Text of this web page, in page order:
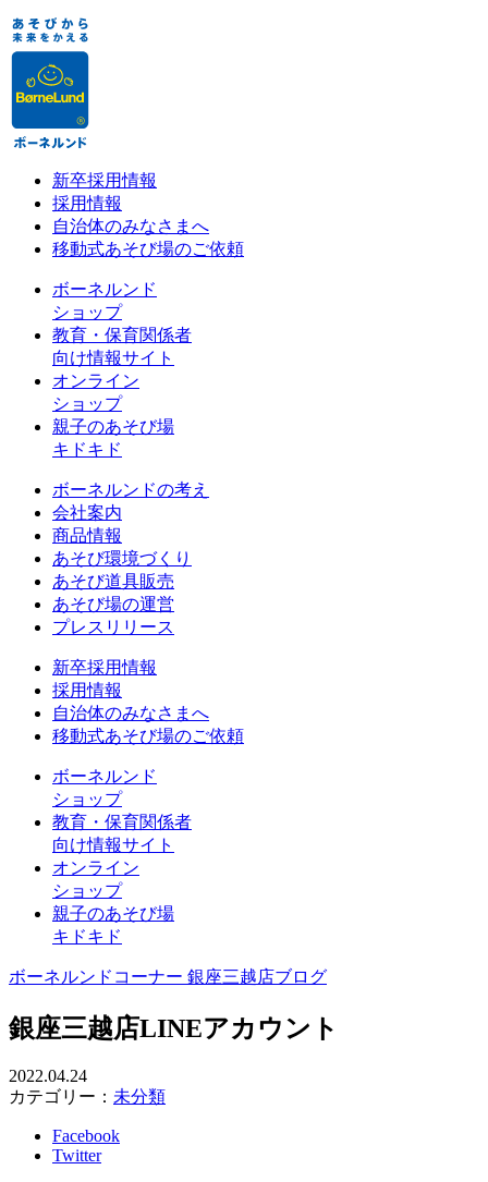
新卒採用情報
採用情報
自治体のみなさまへ
移動式あそび場のご依頼
ボーネルンド
ショップ
教育・保育関係者
向け情報サイト
オンライン
ショップ
親子のあそび場
キドキド
ボーネルンドの考え
会社案内
商品情報
あそび環境づくり
あそび道具販売
あそび場の運営
プレスリリース
新卒採用情報
採用情報
自治体のみなさまへ
移動式あそび場のご依頼
ボーネルンド
ショップ
教育・保育関係者
向け情報サイト
オンライン
ショップ
親子のあそび場
キドキド
ボーネルンドコーナー 銀座三越店ブログ
銀座三越店LINEアカウント
2022.04.24
カテゴリー： 未分類
Facebook
Twitter